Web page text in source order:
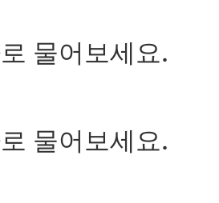
물어보세요.
물어보세요.